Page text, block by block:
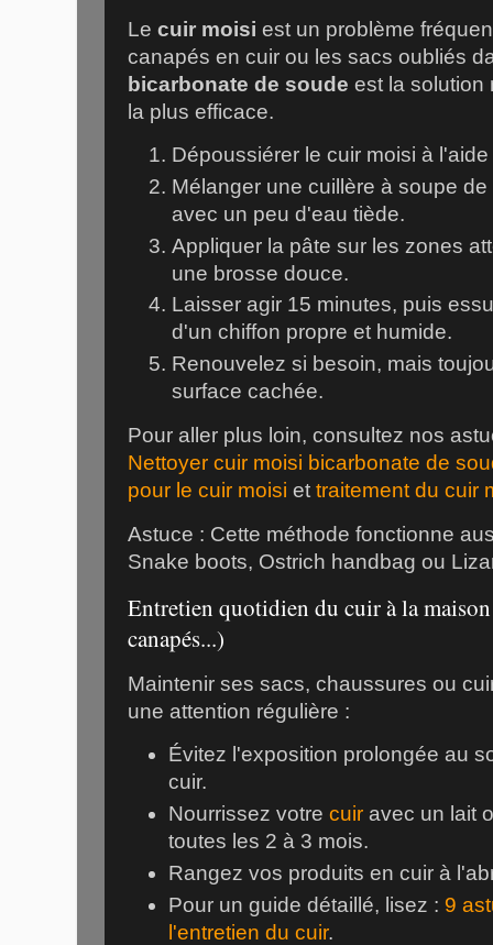
Le cuir moisi est un problème
canapés en cuir ou les sacs oubliés
bicarbonate de soude est la solution
la plus efficace.
Dépoussiérer le cuir moisi à
Mélanger une cuillère à soupe de
avec un peu d'eau tiède.
Appliquer la pâte sur les zones
une brosse douce.
Laisser agir 15 minutes, puis
d'un chiffon propre et humide.
Renouvelez si besoin, mais
surface cachée.
Pour aller plus loin, consultez nos
Nettoyer cuir moisi bicarbonate de
pour le cuir moisi et traitement du cuir
Astuce : Cette méthode fonctionne
Snake boots, Ostrich handbag ou
Entretien quotidien du cuir à la maison
canapés...)
Maintenir ses sacs, chaussures ou
une attention régulière :
Évitez l'exposition prolongée au
cuir.
Nourrissez votrecuir avec un lait
toutes les 2 à 3 mois.
Rangez vos produits en cuir à
Pour un guide détaillé, lisez : 9
l'entretien du cuir.